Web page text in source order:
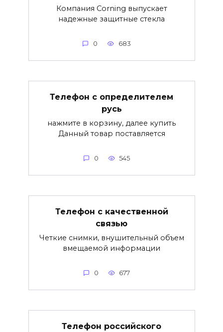
Компания Corning выпускает
надежные защитные стекла
0 683
Телефон с определителем
русь
нажмите в корзину, далее купить
Данный товар поставляется
0 545
Телефон с качественной
связью
Четкие снимки, внушительный объем
вмещаемой информации
0 677
Телефон российского